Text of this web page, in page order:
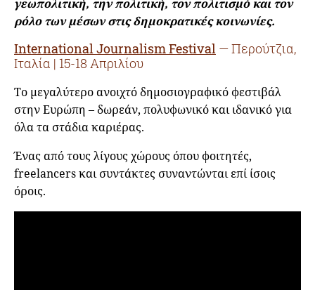
γεωπολιτική, την πολιτική, τον πολιτισμό και τον
ρόλο των μέσων στις δημοκρατικές κοινωνίες.
International Journalism Festival — Περούτζια,
Ιταλία | 15-18 Απριλίου
Το μεγαλύτερο ανοιχτό δημοσιογραφικό φεστιβάλ
στην Ευρώπη – δωρεάν, πολυφωνικό και ιδανικό για
όλα τα στάδια καριέρας.
Ένας από τους λίγους χώρους όπου φοιτητές,
freelancers και συντάκτες συναντώνται επί ίσοις
όροις.